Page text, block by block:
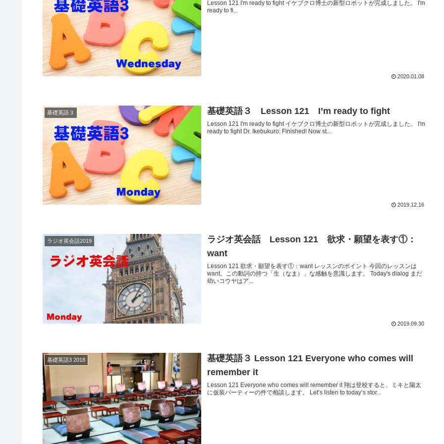
Lesson 121 I'm ready to fight イケブクロ博士の新型ロボットが完成しました。 I'm
ready to fi...
2020.01.08
基礎英語３ 基礎英語３ Lesson 121 I’m ready to fight
Lesson 121 I'm ready to fight イケブクロ博士の新型ロボットが完成しました。 I'm
ready to fight Dr. Ikebukuro: Finished! Now st...
2019.12.16
ラジオ英会話2019
ラジオ英会話 Lesson 121 欲求・願望を表す①：
want
Lesson 121 欲求・願望を表す①：want レッスンのポイント 今回のレッスンは
want。この動詞の持つ「生（なま）」な感触を意識します。 Today's dialog まだ
幼いコウヤはア...
2019.09.30
基礎英語3 2018
基礎英語３ Lesson 121 Everyone who comes will
remember it
Lesson 121 Everyone who comes will remember it 翔は登校すると、ミキと陽太
に仮装パーティーの件で相談します。 Let’s listen to today’s stor...